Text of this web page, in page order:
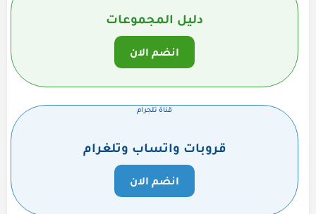
دليل المجموعات
انضم الان
قناة تلجرام
قروبات واتساب وتلغرام
انضم الان